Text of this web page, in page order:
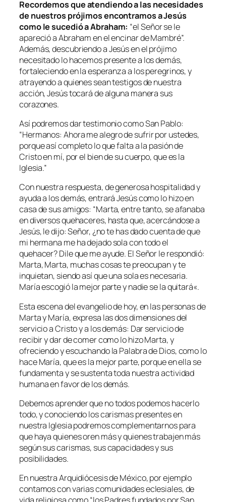
Recordemosqueatendiendoa las necesidades
de nuestros prójimos encontramos a Jesús
como le sucedió a Abraham: “el Señor se le
apareció a Abraham en el encinar de Mambré”.
Además, descubriendo a Jesús en el prójimo
necesitado lo hacemos presente a los demás,
fortaleciendo en la esperanza a los peregrinos, y
atrayendo a quienes sean testigos de nuestra
acción, Jesús tocará de alguna manera sus
corazones.
Así podremos dar testimonio como San Pablo:
“Hermanos: Ahora me alegro de sufrir por ustedes,
porque así completo lo que falta a la pasión de
Cristo en mí, por el bien de su cuerpo, que es la
Iglesia.”
Con nuestra respuesta, de generosa hospitalidad y
ayuda a los demás, entrará Jesús como lo hizo en
casa de sus amigos: “Marta, entre tanto, se afanaba
en diversos quehaceres, hasta que, acercándose a
Jesús, le dijo: Señor, ¿no te has dado cuenta de que
mi hermana me ha dejado sola con todo el
quehacer? Dile que me ayude. El Señor le respondió:
Marta, Marta, muchas cosas te preocupan y te
inquietan, siendo así que una sola es necesaria.
María escogió la mejor parte y nadie se la quitará«.
Esta escena del evangelio de hoy, en las personas de
Marta y María, expresa las dos dimensiones del
servicio a Cristo y a los demás: Dar servicio de
recibir y dar de comer como lo hizo Marta, y
ofreciendo y escuchando la Palabra de Dios, como lo
hace María, que es la mejor parte, porque en ella se
fundamenta y se sustenta toda nuestra actividad
humana en favor de los demás.
Debemos aprender que no todos podemos hacerlo
todo, y conociendo los carismas presentes en
nuestra Iglesia podremos complementarnos para
que haya quienes oren más y quienes trabajen más
según sus carismas, sus capacidades y sus
posibilidades.
En nuestra Arquidiócesis de México, por ejemplo
contamos con varias comunidades eclesiales, de